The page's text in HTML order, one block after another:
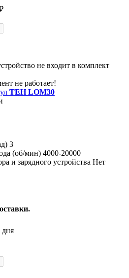
не входит в комплект
не работает!
TEH LOM30
3
(об/мин) 4000-20000
и зарядного устройства Нет
дня